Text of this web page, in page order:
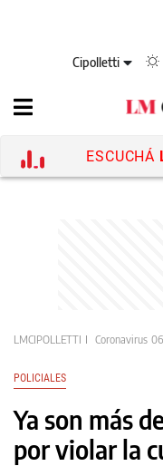
Cipolletti
ESCUCHÁ
LMCIPOLLETTI Coronavirus
POLICIALES
Ya son más
por violar la